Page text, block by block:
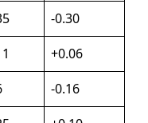
-0.30
+0.06
-0.16